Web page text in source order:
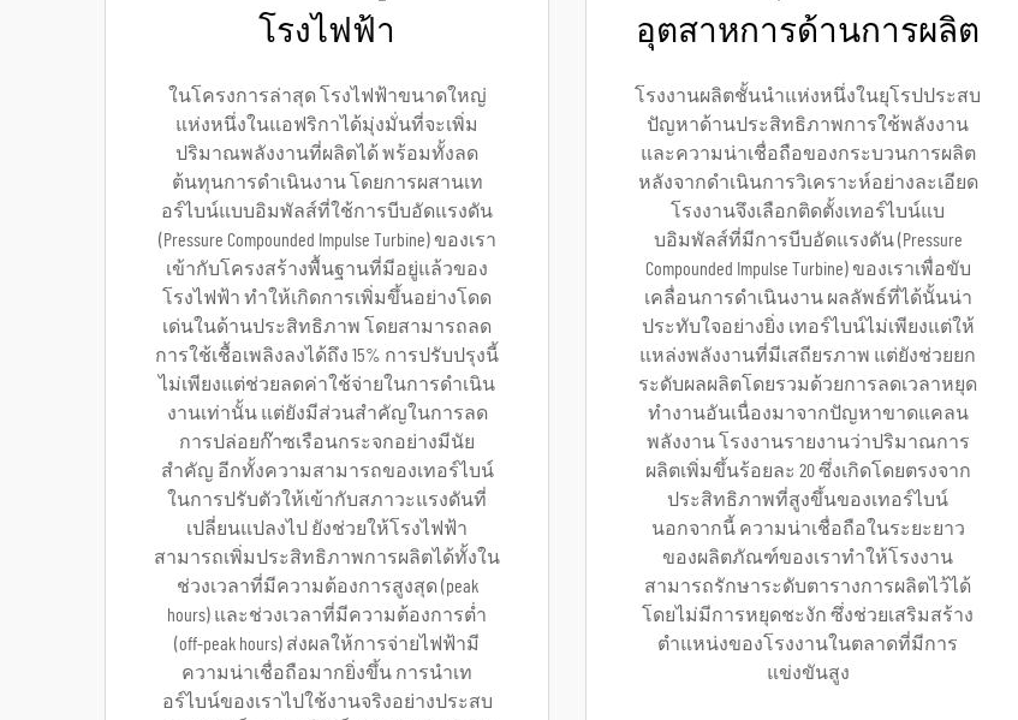
โรงไฟฟ้า
ในโครงการล่าสุด โรงไฟฟ้าขนาดใหญ่
แห่งหนึ่งในแอฟริกาได้มุ่งมั่นที่จะเพิ่ม
ปริมาณพลังงานที่ผลิตได้ พร้อมทั้งลด
ต้นทุนการดำเนินงาน โดยการผสานเท
อร์ไบน์แบบอิมพัลส์ที่ใช้การบีบอัดแรงดัน
(Pressure Compounded Impulse Turbine) ของเรา
เข้ากับโครงสร้างพื้นฐานที่มีอยู่แล้วของ
โรงไฟฟ้า ทำให้เกิดการเพิ่มขึ้นอย่างโดด
เด่นในด้านประสิทธิภาพ โดยสามารถลด
การใช้เชื้อเพลิงลงได้ถึง 15% การปรับปรุงนี้
ไม่เพียงแต่ช่วยลดค่าใช้จ่ายในการดำเนิน
งานเท่านั้น แต่ยังมีส่วนสำคัญในการลด
การปล่อยก๊าซเรือนกระจกอย่างมีนัย
สำคัญ อีกทั้งความสามารถของเทอร์ไบน์
ในการปรับตัวให้เข้ากับสภาวะแรงดันที่
เปลี่ยนแปลงไป ยังช่วยให้โรงไฟฟ้า
สามารถเพิ่มประสิทธิภาพการผลิตได้ทั้งใน
ช่วงเวลาที่มีความต้องการสูงสุด (peak
hours) และช่วงเวลาที่มีความต้องการต่ำ
(off-peak hours) ส่งผลให้การจ่ายไฟฟ้ามี
ความน่าเชื่อถือมากยิ่งขึ้น การนำเท
อร์ไบน์ของเราไปใช้งานจริงอย่างประสบ
อุตสาหการด้านการผลิต
โรงงานผลิตชั้นนำแห่งหนึ่งในยุโรปประสบ
ปัญหาด้านประสิทธิภาพการใช้พลังงาน
และความน่าเชื่อถือของกระบวนการผลิต
หลังจากดำเนินการวิเคราะห์อย่างละเอียด
โรงงานจึงเลือกติดตั้งเทอร์ไบน์แบ
บอิมพัลส์ที่มีการบีบอัดแรงดัน (Pressure
Compounded Impulse Turbine) ของเราเพื่อขับ
เคลื่อนการดำเนินงาน ผลลัพธ์ที่ได้นั้นน่า
ประทับใจอย่างยิ่ง เทอร์ไบน์ไม่เพียงแต่ให้
แหล่งพลังงานที่มีเสถียรภาพ แต่ยังช่วยยก
ระดับผลผลิตโดยรวมด้วยการลดเวลาหยุด
ทำงานอันเนื่องมาจากปัญหาขาดแคลน
พลังงาน โรงงานรายงานว่าปริมาณการ
ผลิตเพิ่มขึ้นร้อยละ 20 ซึ่งเกิดโดยตรงจาก
ประสิทธิภาพที่สูงขึ้นของเทอร์ไบน์
นอกจากนี้ ความน่าเชื่อถือในระยะยาว
ของผลิตภัณฑ์ของเราทำให้โรงงาน
สามารถรักษาระดับตารางการผลิตไว้ได้
โดยไม่มีการหยุดชะงัก ซึ่งช่วยเสริมสร้าง
ตำแหน่งของโรงงานในตลาดที่มีการ
แข่งขันสูง